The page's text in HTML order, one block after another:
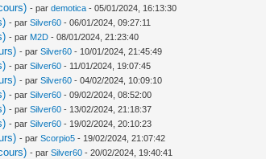
- pardemotica - 05/01/2024, 16:13:30
- parSilver60 - 06/01/2024, 09:27:11
- par M2D - 08/01/2024, 21:23:40
- parSilver60 - 10/01/2024, 21:45:49
- parSilver60 - 11/01/2024, 19:07:45
- parSilver60 - 04/02/2024, 10:09:10
- parSilver60 - 09/02/2024, 08:52:00
- parSilver60 - 13/02/2024, 21:18:37
- parSilver60 - 19/02/2024, 20:10:23
- parScorpio5 - 19/02/2024, 21:07:42
- parSilver60 - 20/02/2024, 19:40:41